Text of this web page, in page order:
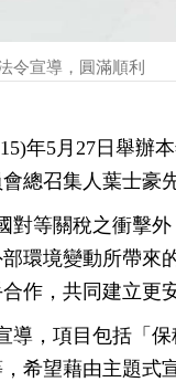
令宣導，圓滿順利
年5月27日舉辦
總召集人葉士豪
等關稅之衝擊
境變動所帶來
作，共同建立更
，項目包括「
希望藉由主題